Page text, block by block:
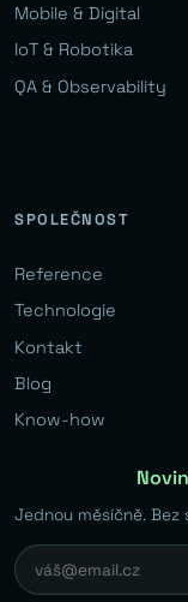
Mobile & Digital
IoT & Robotika
QA & Observability
SPOLEČNOST
Reference
Technologie
Kontakt
Blog
Know-how
Jednou měsíčně. Bez